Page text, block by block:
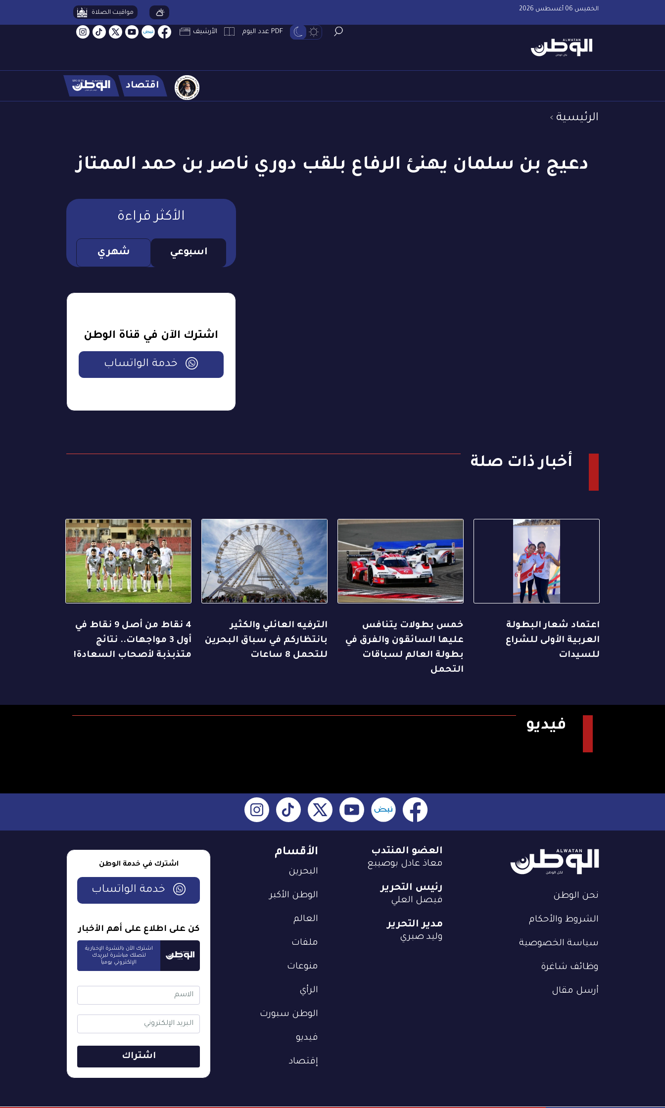
الخميس 06 أغسطس 2026 مواقيت الصلاة
PDF عدد اليوم الأرشيف
اقتصاد
الرئيسية
دعيج بن سلمان يهنئ الرفاع بلقب دوري ناصر بن حمد الممتاز
الأكثر قراءة
اسبوعي شهري
اشترك الآن في قناة الوطن
خدمة الواتساب
أخبار ذات صلة
اعتماد شعار البطولة
العربية الأولى للشراع
للسيدات
خمس بطولات يتنافس
عليها السائقون والفرق في
بطولة العالم لسباقات
التحمل
الترفيه العائلي والكثير
بانتظاركم في سباق البحرين
للتحمل 8 ساعات
4 نقاط من أصل 9 نقاط في
أول 3 مواجهات.. نتائج
متذبذبة لأصحاب السعادة!
فيديو
نحن الوطن
الشروط والأحكام
سياسة الخصوصية
وظائف شاغرة
أرسل مقال
الأقسام
البحرين
الوطن الأكبر
العالم
ملفات
منوعات
الرأي
الوطن سبورت
فيديو
إقتصاد
العضو المنتدب
معاذ عادل بوصيبع
رئيس التحرير
فيصل العلي
مدير التحرير
وليد صبري
اشترك في خدمة الوطن
خدمة الواتساب
كن على اطلاع على أهم الأخبار
اشترك الآن بالنشرة الإخبارية
لتصلك مباشرة لبريدك
الإلكتروني يومياً
اشتراك